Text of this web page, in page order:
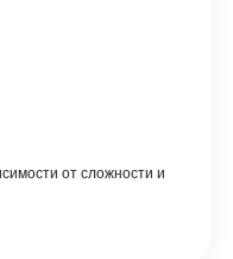
от сложности и